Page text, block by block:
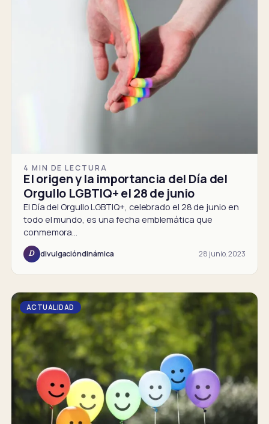
4 MIN DE LECTURA
El origen y la importancia del Día del
Orgullo LGBTIQ+ el 28 de junio
El Día del Orgullo LGBTIQ+, celebrado el 28 de junio en
todo el mundo, es una fecha emblemática que
conmemora…
D divulgacióndinámica 28 junio, 2023
ACTUALIDAD